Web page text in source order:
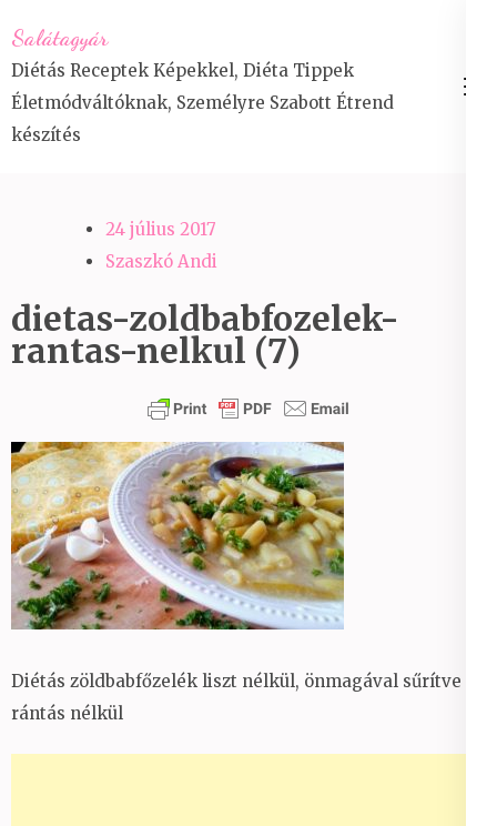
to
content
(Press
Enter)
Salátagyár
Diétás Receptek Képekkel, Diéta Tippek
Életmódváltóknak, Személyre Szabott Étrend
készítés
24 július 2017
Szaszkó Andi
dietas-zoldbabfozelek-
rantas-nelkul (7)
Diétás zöldbabfőzelék liszt nélkül, önmagával sűrítve
rántás nélkül